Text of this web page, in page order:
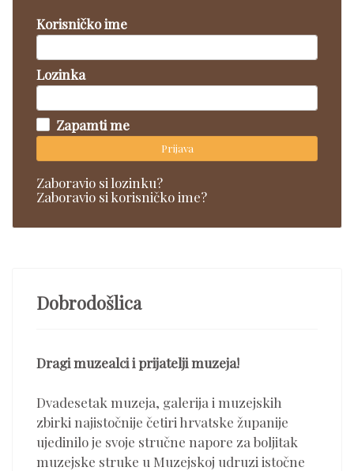
Korisničko ime
Lozinka
Zapamti me
Prijava
Zaboravio si lozinku?
Zaboravio si korisničko ime?
Dobrodošlica
Dragi muzealci i prijatelji muzeja!
Dvadesetak muzeja, galerija i muzejskih
zbirki najistočnije četiri hrvatske županije
ujedinilo je svoje stručne napore za boljitak
muzejske struke u Muzejskoj udruzi istočne